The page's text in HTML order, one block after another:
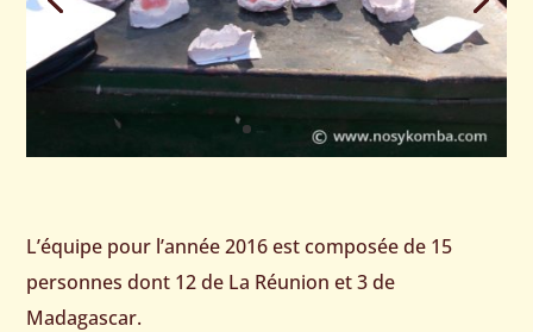
L’équipe pour l’année 2016 est composée de 15
personnes dont 12 de La Réunion et 3 de
Madagascar.